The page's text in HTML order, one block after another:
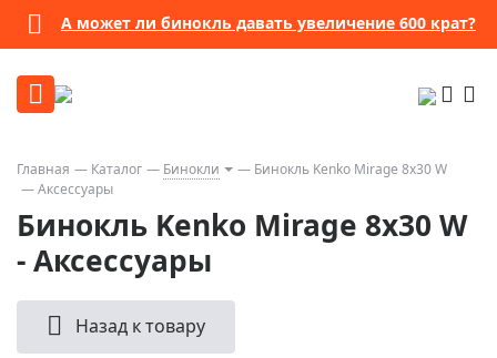
А может ли бинокль давать увеличение 600 крат?
Главная Каталог Бинокли
Бинокль Kenko Mirage 8x30 W
Аксессуары
Бинокль Kenko Mirage 8x30 W
- Аксессуары
Назад к товару